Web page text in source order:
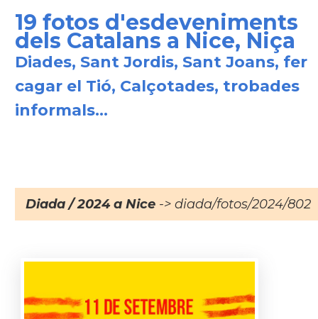
19 fotos d'esdeveniments
dels Catalans a Nice, Niça
Diades, Sant Jordis, Sant Joans, fer
cagar el Tió, Calçotades, trobades
informals...
Diada / 2024 a Nice -> diada/fotos/2024/802